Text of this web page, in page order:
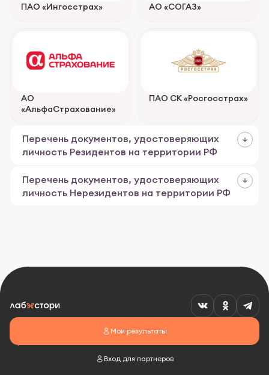
ПАО «Ингосстрах» АО «СОГАЗ»
АО
«АльфаСтрахование»
ПАО СК «Росгосстрах»
Перечень документов, удостоверяющих
личность Резидентов на территории РФ
Перечень документов, удостоверяющих
личность Нерезидентов на территории РФ
Мои результаты
Вход для партнеров